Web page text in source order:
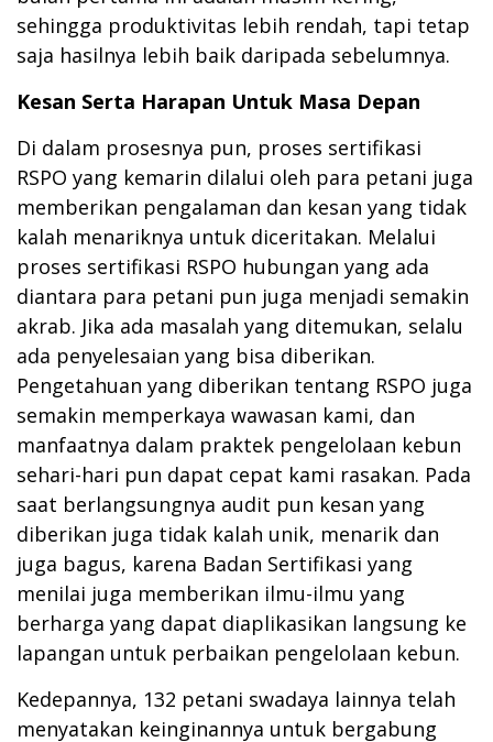
sehingga produktivitas lebih rendah, tapi tetap
saja hasilnya lebih baik daripada sebelumnya.
Kesan Serta Harapan Untuk Masa Depan
Di dalam prosesnya pun, proses sertifikasi
RSPO yang kemarin dilalui oleh para petani juga
memberikan pengalaman dan kesan yang tidak
kalah menariknya untuk diceritakan. Melalui
proses sertifikasi RSPO hubungan yang ada
diantara para petani pun juga menjadi semakin
akrab. Jika ada masalah yang ditemukan, selalu
ada penyelesaian yang bisa diberikan.
Pengetahuan yang diberikan tentang RSPO juga
semakin memperkaya wawasan kami, dan
manfaatnya dalam praktek pengelolaan kebun
sehari-hari pun dapat cepat kami rasakan. Pada
saat berlangsungnya audit pun kesan yang
diberikan juga tidak kalah unik, menarik dan
juga bagus, karena Badan Sertifikasi yang
menilai juga memberikan ilmu-ilmu yang
berharga yang dapat diaplikasikan langsung ke
lapangan untuk perbaikan pengelolaan kebun.
Kedepannya, 132 petani swadaya lainnya telah
menyatakan keinginannya untuk bergabung